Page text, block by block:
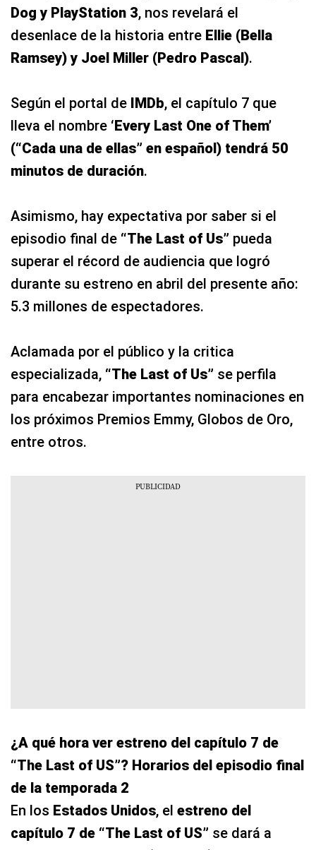
Dog y PlayStation 3, nos revelará el
desenlace de la historia entre Ellie (Bella
Ramsey) y Joel Miller (Pedro Pascal).
Según el portal de IMDb, el capítulo 7 que
lleva el nombre ‘Every Last One of Them’
(“Cada una de ellas” en español) tendrá 50
minutos de duración.
Asimismo, hay expectativa por saber si el
episodio final de “The Last of Us” pueda
superar el récord de audiencia que logró
durante su estreno en abril del presente año:
5.3 millones de espectadores.
Aclamada por el público y la critica
especializada, “The Last of Us” se perfila
para encabezar importantes nominaciones en
los próximos Premios Emmy, Globos de Oro,
entre otros.
¿A qué hora ver estreno del capítulo 7 de
“The Last of US”? Horarios del episodio final
de la temporada 2
En los Estados Unidos, el estreno del
capítulo 7 de “The Last of US” se dará a